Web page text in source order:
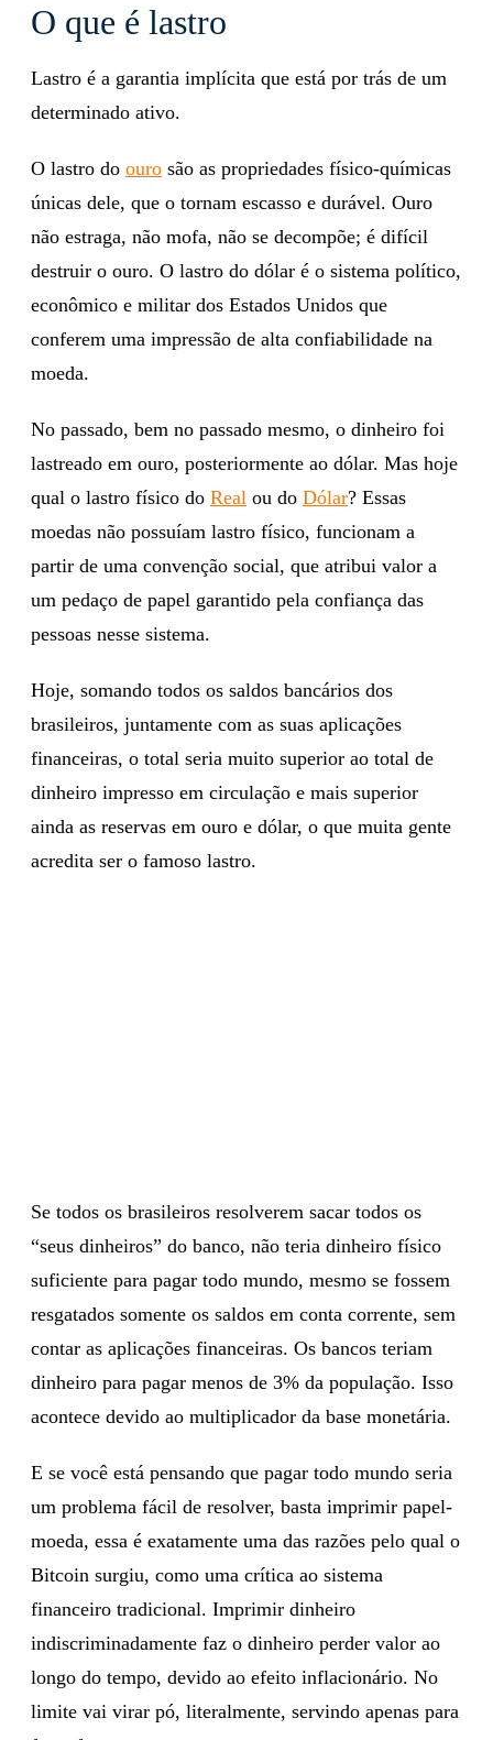
O que é lastro
Lastro é a garantia implícita que está por trás de um
determinado ativo.
O lastro do ouro são as propriedades físico-químicas
únicas dele, que o tornam escasso e durável. Ouro
não estraga, não mofa, não se decompõe; é difícil
destruir o ouro. O lastro do dólar é o sistema político,
econômico e militar dos Estados Unidos que
conferem uma impressão de alta confiabilidade na
moeda.
No passado, bem no passado mesmo, o dinheiro foi
lastreado em ouro, posteriormente ao dólar. Mas hoje
qual o lastro físico do Real ou do Dólar? Essas
moedas não possuíam lastro físico, funcionam a
partir de uma convenção social, que atribui valor a
um pedaço de papel garantido pela confiança das
pessoas nesse sistema.
Hoje, somando todos os saldos bancários dos
brasileiros, juntamente com as suas aplicações
financeiras, o total seria muito superior ao total de
dinheiro impresso em circulação e mais superior
ainda as reservas em ouro e dólar, o que muita gente
acredita ser o famoso lastro.
Se todos os brasileiros resolverem sacar todos os
“seus dinheiros” do banco, não teria dinheiro físico
suficiente para pagar todo mundo, mesmo se fossem
resgatados somente os saldos em conta corrente, sem
contar as aplicações financeiras. Os bancos teriam
dinheiro para pagar menos de 3% da população. Isso
acontece devido ao multiplicador da base monetária.
E se você está pensando que pagar todo mundo seria
um problema fácil de resolver, basta imprimir papel-
moeda, essa é exatamente uma das razões pelo qual o
Bitcoin surgiu, como uma crítica ao sistema
financeiro tradicional. Imprimir dinheiro
indiscriminadamente faz o dinheiro perder valor ao
longo do tempo, devido ao efeito inflacionário. No
limite vai virar pó, literalmente, servindo apenas para